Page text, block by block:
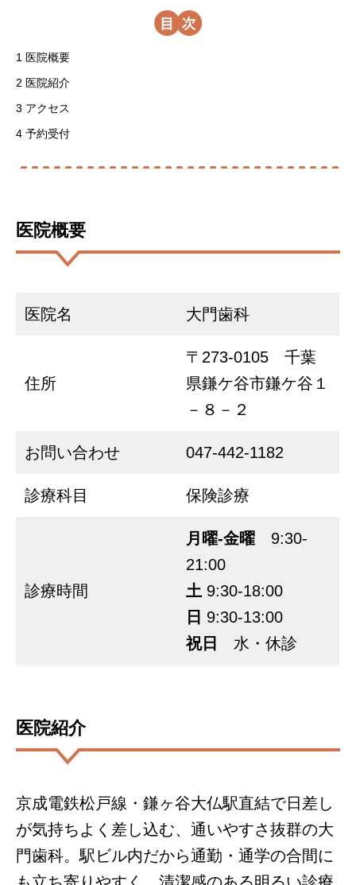
1 医院概要
2 医院紹介
3 アクセス
4 予約受付
医院概要
医院名 大門歯科
住所
〒273-0105 千葉
県鎌ケ谷市鎌ケ谷１
－８－２
お問い合わせ 047-442-1182
診療科目 保険診療
診療時間
月曜-金曜 9:30-
21:00
土 9:30-18:00
日 9:30-13:00
祝日
水・休診
医院紹介
京成電鉄松戸線・鎌ヶ谷大仏駅直結で日差し
が気持ちよく差し込む、通いやすさ抜群の大
門歯科。駅ビル内だから通勤・通学の合間に